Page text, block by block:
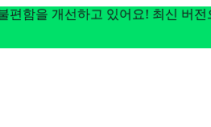
편함을 개선하고 있어요! 최신 버